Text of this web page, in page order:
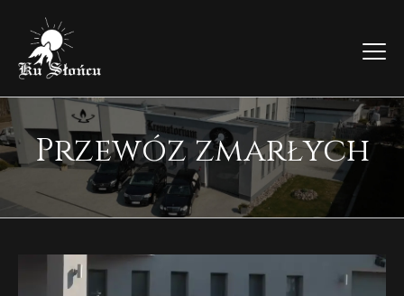
Przewóz zmarłych